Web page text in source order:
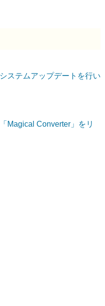
システムアップデートを行い
「Magical Converter」をリ